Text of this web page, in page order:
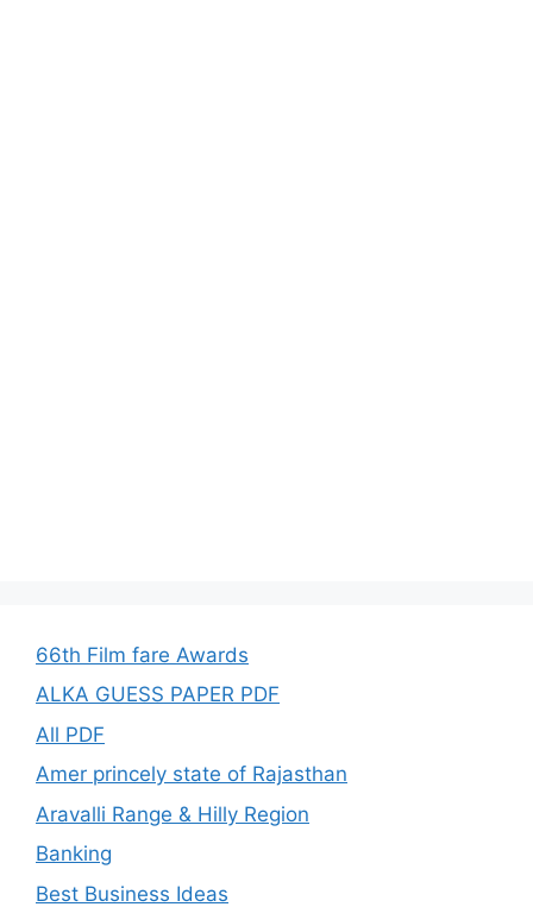
66th Film fare Awards
ALKA GUESS PAPER PDF
All PDF
Amer princely state of Rajasthan
Aravalli Range & Hilly Region
Banking
Best Business Ideas